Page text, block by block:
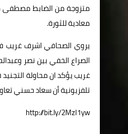
متزوجة من الضابط مصطفى
معادية للثورة.
يروي الصحافي اشرف غريب في
الصراع الخفي بين نصر
غريب يؤكد ان محاولة
تلفزيونية أن سعاد حسني
http://bit.ly/2MzI1yw